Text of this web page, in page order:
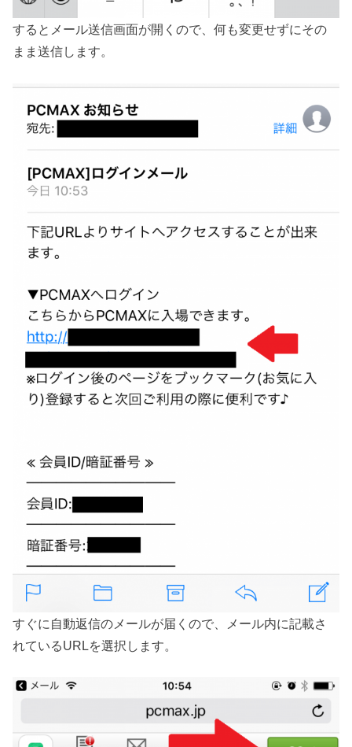
するとメール送信画面が開くので、何も変更せずにその
まま送信します。
すぐに自動返信のメールが届くので、メール内に記載さ
れているURLを選択します。